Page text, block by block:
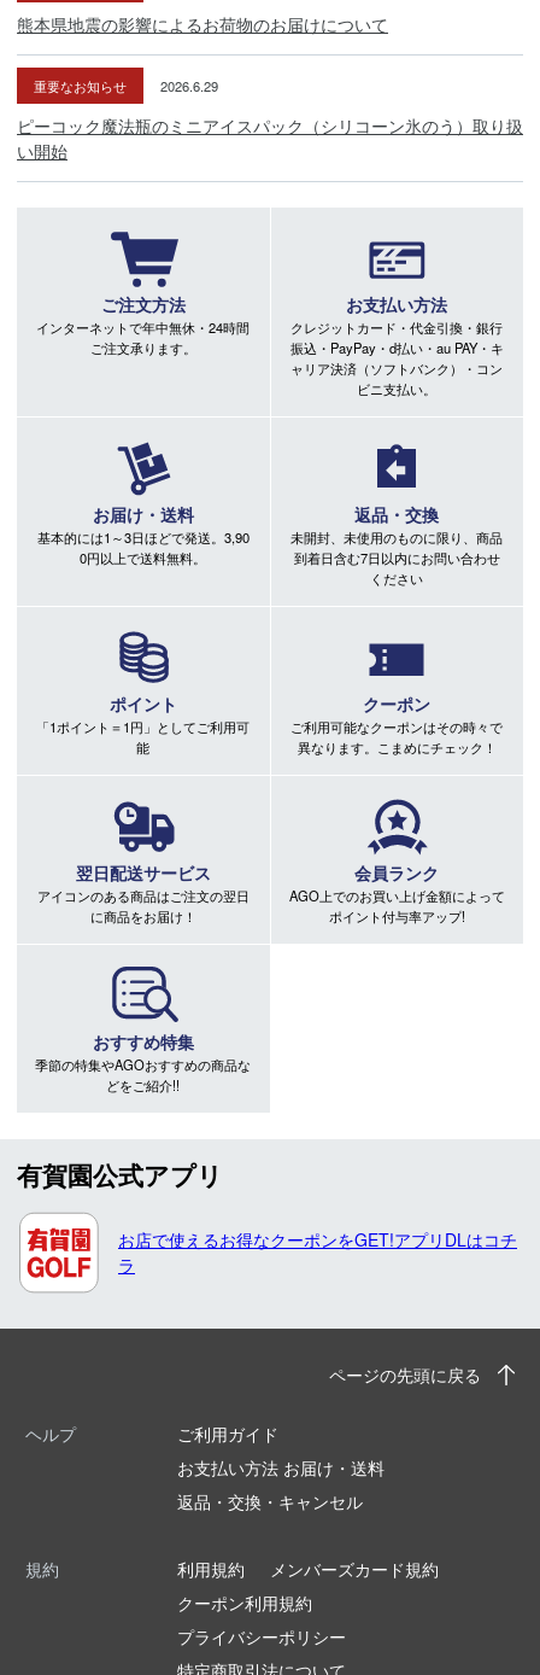
熊本県地震の影響によるお荷物のお届けについて
重要なお知らせ 2026.6.29
ピーコック魔法瓶のミニアイスパック（シリコーン氷のう）取り扱
い開始
ご注文方法
インターネットで年中無休・24時間
ご注文承ります。
お支払い方法
クレジットカード・代金引換・銀行
振込・PayPay・d払い・au PAY・キ
ャリア決済（ソフトバンク）・コン
ビニ支払い。
お届け・送料
基本的には1～3日ほどで発送。3,90
0円以上で送料無料。
返品・交換
未開封、未使用のものに限り、商品
到着日含む7日以内にお問い合わせ
ください
ポイント
「1ポイント＝1円」としてご利用可
能
クーポン
ご利用可能なクーポンはその時々で
異なります。こまめにチェック！
翌日配送サービス
アイコンのある商品はご注文の翌日
に商品をお届け！
会員ランク
AGO上でのお買い上げ金額によって
ポイント付与率アップ!
おすすめ特集
季節の特集やAGOおすすめの商品な
どをご紹介!!
有賀園公式アプリ
お店で使えるお得なクーポンをGET!アプリDLはコチ
ラ
ページの先頭に戻る
ヘルプ
ご利用ガイド
お支払い方法 お届け・送料
返品・交換・キャンセル
規約 利用規約
メンバーズカード規約
クーポン利用規約
プライバシーポリシー